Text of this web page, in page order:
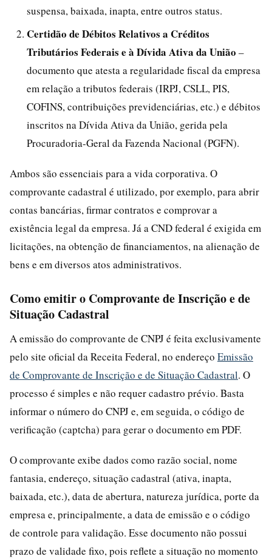
suspensa, baixada, inapta, entre outros status.
Certidão de Débitos Relativos a Créditos
Tributários Federais e à Dívida Ativa da União –
documento que atesta a regularidade fiscal da empresa
em relação a tributos federais (IRPJ, CSLL, PIS,
COFINS, contribuições previdenciárias, etc.) e débitos
inscritos na Dívida Ativa da União, gerida pela
Procuradoria-Geral da Fazenda Nacional (PGFN).
Ambos são essenciais para a vida corporativa. O
comprovante cadastral é utilizado, por exemplo, para abrir
contas bancárias, firmar contratos e comprovar a
existência legal da empresa. Já a CND federal é exigida em
licitações, na obtenção de financiamentos, na alienação de
bens e em diversos atos administrativos.
Como emitir o Comprovante de Inscrição e de
Situação Cadastral
A emissão do comprovante de CNPJ é feita exclusivamente
pelo site oficial da Receita Federal, no endereço Emissão
de Comprovante de Inscrição e de Situação Cadastral. O
processo é simples e não requer cadastro prévio. Basta
informar o número do CNPJ e, em seguida, o código de
verificação (captcha) para gerar o documento em PDF.
O comprovante exibe dados como razão social, nome
fantasia, endereço, situação cadastral (ativa, inapta,
baixada, etc.), data de abertura, natureza jurídica, porte da
empresa e, principalmente, a data de emissão e o código
de controle para validação. Esse documento não possui
prazo de validade fixo, pois reflete a situação no momento